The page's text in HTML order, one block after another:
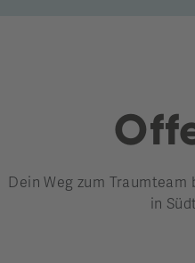
Dein Weg zum
in